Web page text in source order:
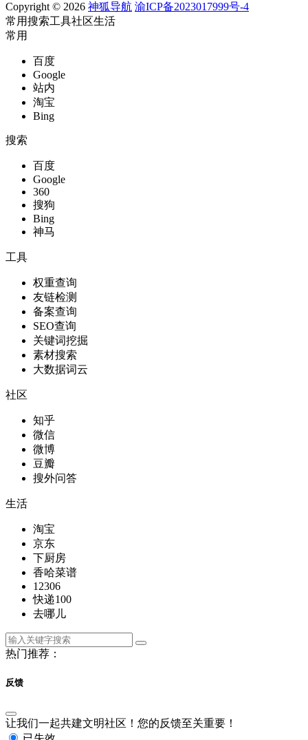
Copyright © 2026 神狐导航 渝ICP备2023017999号-4
常用搜索工具社区生活
常用
百度
Google
站内
淘宝
Bing
搜索
百度
Google
360
搜狗
Bing
神马
工具
权重查询
友链检测
备案查询
SEO查询
关键词挖掘
素材搜索
大数据词云
社区
知乎
微信
微博
豆瓣
搜外问答
生活
淘宝
京东
下厨房
香哈菜谱
12306
快递100
去哪儿
热门推荐：
反馈
让我们一起共建文明社区！您的反馈至关重要！